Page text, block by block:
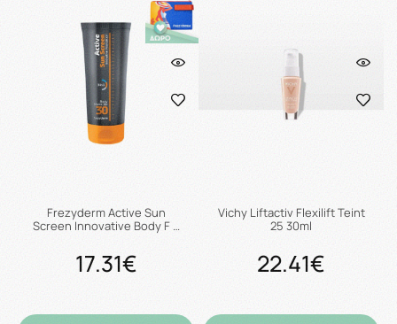
Frezyderm Active Sun
Screen Innovative Body F …
17.31€
Vichy Liftactiv Flexilift Teint
25 30ml
22.41€